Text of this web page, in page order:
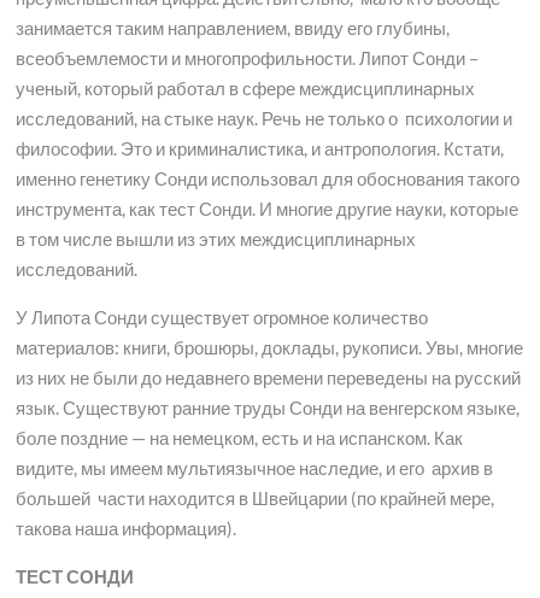
занимается таким направлением, ввиду его глубины,
всеобъемлемости и многопрофильности. Липот Сонди –
ученый, который работал в сфере междисциплинарных
исследований, на стыке наук. Речь не только о психологии и
философии. Это и криминалистика, и антропология. Кстати,
именно генетику Сонди использовал для обоснования такого
инструмента, как тест Сонди. И многие другие науки, которые
в том числе вышли из этих междисциплинарных
исследований.
У Липота Сонди существует огромное количество
материалов: книги, брошюры, доклады, рукописи. Увы, многие
из них не были до недавнего времени переведены на русский
язык. Существуют ранние труды Сонди на венгерском языке,
боле поздние — на немецком, есть и на испанском. Как
видите, мы имеем мультиязычное наследие, и его архив в
большей части находится в Швейцарии (по крайней мере,
такова наша информация).
ТЕСТ СОНДИ